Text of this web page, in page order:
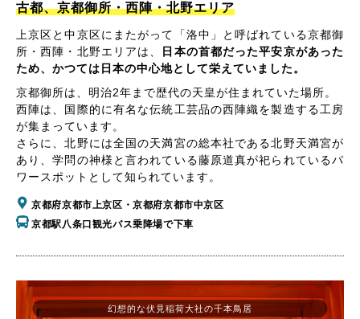
古都、京都御所・西陣・北野エリア
上京区と中京区にまたがって「洛中」と呼ばれている京都御
所・西陣・北野エリアは、
日本の首都だった平安京があった
ため、かつては日本の中心地として栄えていました。
京都御所は、明治2年まで歴代の天皇が住まれていた場所。
西陣は、国際的に有名な伝統工芸品の西陣織を製造する工房
が集まっています。
さらに、北野には全国の天満宮の総本社である北野天満宮が
あり、学問の神様と言われている藤原道真が祀られているパ
ワースポットとして知られています。
京都府京都市上京区・京都府京都市中京区
京都駅八条口観光バス乗降場で下車
幻想的な伏見稲荷大社の千本鳥居